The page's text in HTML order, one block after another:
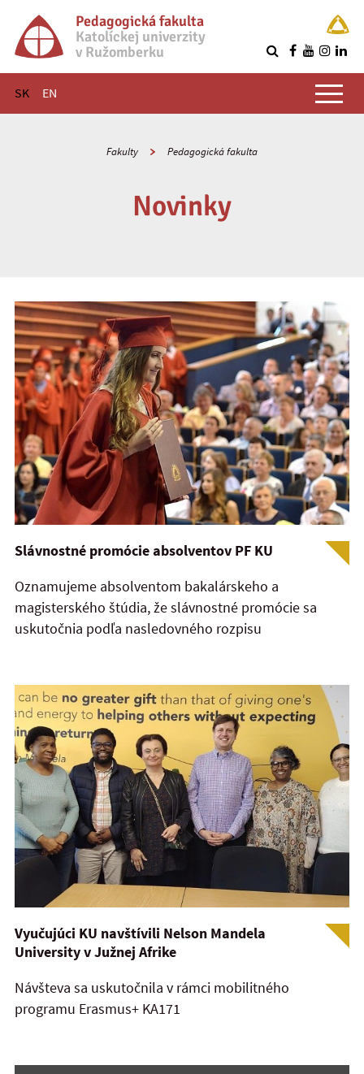
Pedagogická fakulta
Katolíckej univerzity
v Ružomberku
SK EN
Hlavné menu
Fakulty Pedagogická fakulta
Novinky
Slávnostné promócie absolventov PF KU
Oznamujeme absolventom bakalárskeho a
magisterského štúdia, že slávnostné promócie sa
uskutočnia podľa nasledovného rozpisu
Vyučujúci KU navštívili Nelson Mandela
University v Južnej Afrike
Návšteva sa uskutočnila v rámci mobilitného
programu Erasmus+ KA171